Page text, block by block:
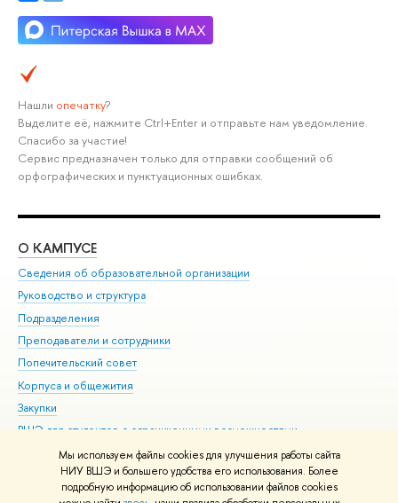
Мы используем файлы cookies для улучшения работы сайта
НИУ ВШЭ и большего удобства его использования. Более
подробную информацию об использовании файлов cookies
Нашли опечатку?
Выделите её, нажмите Ctrl+Enter и отправьте нам уведомление.
Спасибо за участие!
Сервис предназначен только для отправки сообщений об
орфографических и пунктуационных ошибках.
О КАМПУСЕ
Сведения об образовательной организации
Руководство и структура
Подразделения
Преподаватели и сотрудники
Попечительский совет
Корпуса и общежития
Закупки
ВШЭ для студентов с ограниченными возможностями
здоровья и инвалидностью
Версия для слабовидящих
Единая платежная страница